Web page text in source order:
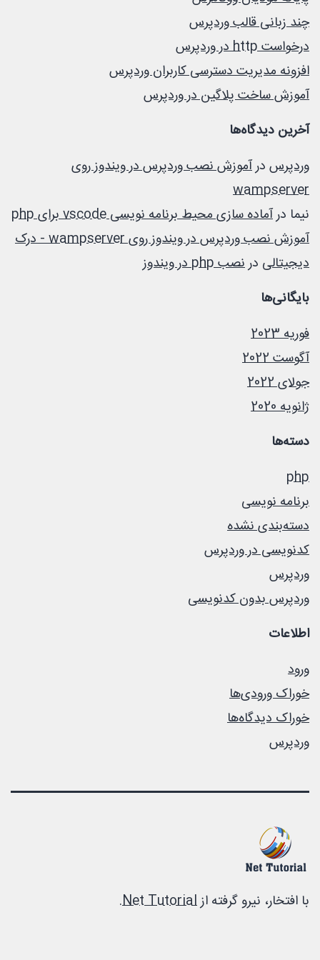
چند زبانی قالب وردپرس
درخواست http در وردپرس
افزونه مدیریت دسترسی کاربران وردپرس
آموزش ساخت پلاگین در وردپرس
آخرین دیدگاه‌ها
وردپرس درآموزش نصب وردپرس در ویندوز روی
wampserver
نیما درآماده سازی محیط برنامه نویسی vscode برای php
آموزش نصب وردپرس در ویندوز روی wampserver - درک
دیجیتالی درنصب php در ویندوز
بایگانی‌ها
فوریه 2023
آگوست 2022
جولای 2022
ژانویه 2020
دسته‌ها
php
برنامه نویسی
دسته‌بندی نشده
کدنویسی در وردپرس
وردپرس
وردپرس بدون کدنویسی
اطلاعات
ورود
خوراک ورودی‌ها
خوراک دیدگاه‌ها
وردپرس
با افتخار، نیرو گرفته ازNet Tutorial
.